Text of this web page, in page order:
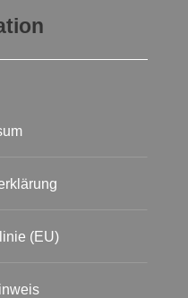
(EU)